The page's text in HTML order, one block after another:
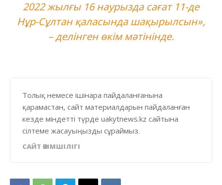
2022 жылғы 16 наурызда сағат 11-де
Нұр-Сұлтан қаласында шақырылсын»,
– делінген өкім мәтінінде.
Толық немесе ішінара пайдаланғанына
қарамастан, сайт материалдарын пайдаланған
кезде міндетті түрде uakytnews.kz сайтына
сілтеме жасауыңызды сұраймыз.
САЙТ ӘКІМШІЛІГІ